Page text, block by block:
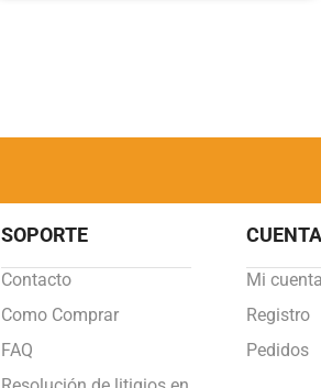
SOPORTE
Contacto
Como Comprar
FAQ
Mi cuenta
Registro
Pedidos